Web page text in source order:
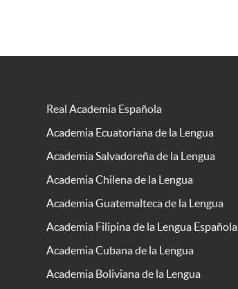
Real Academia Española
Academia Ecuatoriana de la Lengua
Academia Salvadoreña de la Lengua
Academia Chilena de la Lengua
Academia Guatemalteca de la Lengua
Academia Filipina de la Lengua Española
Academia Cubana de la Lengua
Academia Boliviana de la Lengua